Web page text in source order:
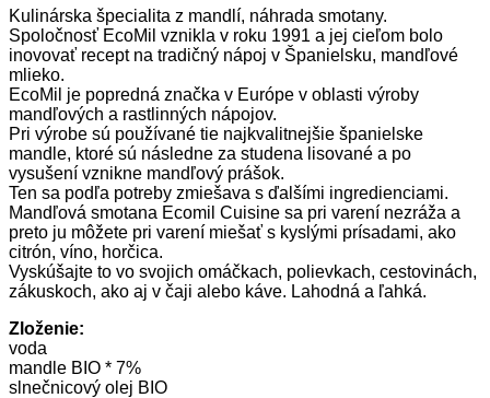
Kulinárska špecialita z mandlí, náhrada smotany.
Spoločnosť EcoMil vznikla v roku 1991 a jej cieľom bolo
inovovať recept na tradičný nápoj v Španielsku, mandľové
mlieko.
EcoMil je popredná značka v Európe v oblasti výroby
mandľových a rastlinných nápojov.
Pri výrobe sú používané tie najkvalitnejšie španielske
mandle, ktoré sú následne za studena lisované a po
vysušení vznikne mandľový prášok.
Ten sa podľa potreby zmiešava s ďalšími ingredienciami.
Mandľová smotana Ecomil Cuisine sa pri varení nezráža a
preto ju môžete pri varení miešať s kyslými prísadami, ako
citrón, víno, horčica.
Vyskúšajte to vo svojich omáčkach, polievkach, cestovinách,
zákuskoch, ako aj v čaji alebo káve. Lahodná a ľahká.
Zloženie:
voda
mandle BIO * 7%
slnečnicový olej BIO